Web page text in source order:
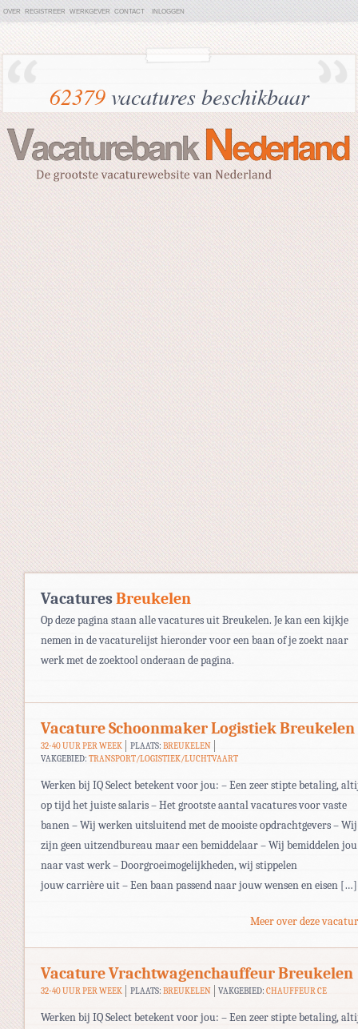
OVER REGISTREER WERKGEVER CONTACT INLOGGEN
62379vacatures beschikbaar
VacaturesBreukelen
Op deze pagina staan alle vacatures uit Breukelen. Je kan een kijkje
nemen in de vacaturelijst hieronder voor een baan of je zoekt naar
werk met de zoektool onderaan de pagina.
Vacature Schoonmaker Logistiek Breukelen
32-40 UUR PER WEEK PLAATS: BREUKELEN
VAKGEBIED: TRANSPORT/LOGISTIEK/LUCHTVAART
Werken bij IQ Select betekent voor jou: – Een zeer stipte betaling,
op tijd het juiste salaris – Het grootste aantal vacatures voor vaste
banen – Wij werken uitsluitend met de mooiste opdrachtgevers – Wij
zijn geen uitzendbureau maar een bemiddelaar – Wij bemiddelen jou
naar vast werk – Doorgroeimogelijkheden, wij stippelen
jouw carrière uit – Een baan passend naar jouw wensen en eisen […]
Meer over deze
Vacature Vrachtwagenchauffeur Breukelen
32-40 UUR PER WEEK PLAATS: BREUKELEN VAKGEBIED:CHAUFFEUR CE
Werken bij IQ Select betekent voor jou: – Een zeer stipte betaling,